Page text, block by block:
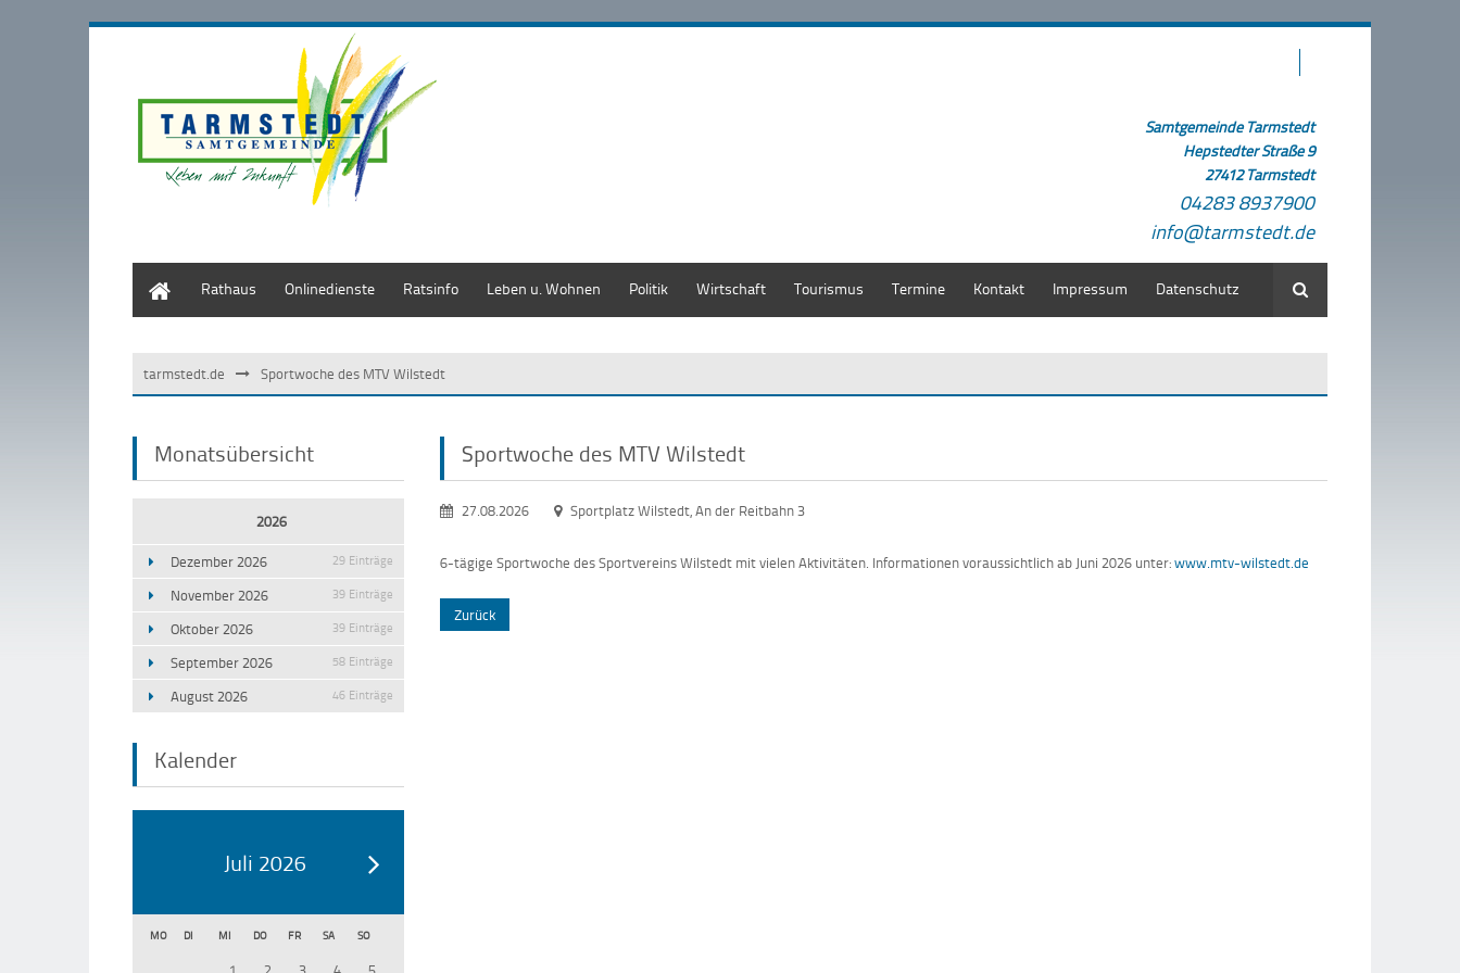
Samtgemeinde Tarmstedt
Hepstedter Straße 9
27412 Tarmstedt
04283 8937900
info@tarmstedt.de
Rathaus Onlinedienste Ratsinfo Leben u. Wohnen Politik Wirtschaft Tourismus Termine Kontakt Impressum Datenschutz Suche
tarmstedt.de Sportwoche des MTV Wilstedt
Monatsübersicht
2026
Dezember 2026 29 Einträge
November 2026 39 Einträge
Oktober 2026 39 Einträge
September 2026 58 Einträge
August 2026 46 Einträge
Kalender
Juli 2026
MO DI MI DO FR SA SO
Sportwoche des MTV Wilstedt
27.08.2026 Sportplatz Wilstedt, An der Reitbahn 3
6-tägige Sportwoche des Sportvereins Wilstedt mit vielen Aktivitäten. Informationen voraussichtlich ab Juni 2026 unter:www.mtv-wilstedt.de
Zurück